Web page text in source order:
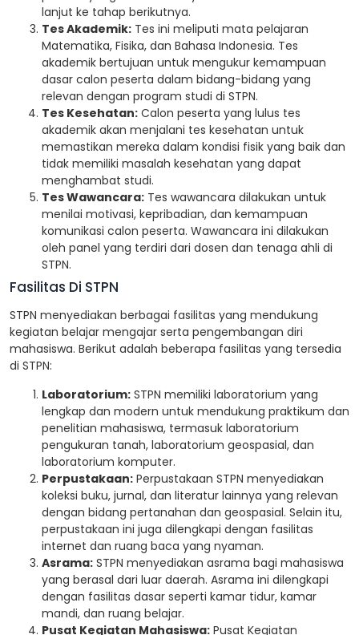
lanjut ke tahap berikutnya.
Tes Akademik: Tes ini meliputi mata pelajaran
Matematika, Fisika, dan Bahasa Indonesia. Tes
akademik bertujuan untuk mengukur kemampuan
dasar calon peserta dalam bidang-bidang yang
relevan dengan program studi di STPN.
Tes Kesehatan: Calon peserta yang lulus tes
akademik akan menjalani tes kesehatan untuk
memastikan mereka dalam kondisi fisik yang baik dan
tidak memiliki masalah kesehatan yang dapat
menghambat studi.
Tes Wawancara: Tes wawancara dilakukan untuk
menilai motivasi, kepribadian, dan kemampuan
komunikasi calon peserta. Wawancara ini dilakukan
oleh panel yang terdiri dari dosen dan tenaga ahli di
STPN.
Fasilitas Di STPN
STPN menyediakan berbagai fasilitas yang mendukung
kegiatan belajar mengajar serta pengembangan diri
mahasiswa. Berikut adalah beberapa fasilitas yang tersedia
di STPN:
Laboratorium: STPN memiliki laboratorium yang
lengkap dan modern untuk mendukung praktikum dan
penelitian mahasiswa, termasuk laboratorium
pengukuran tanah, laboratorium geospasial, dan
laboratorium komputer.
Perpustakaan: Perpustakaan STPN menyediakan
koleksi buku, jurnal, dan literatur lainnya yang relevan
dengan bidang pertanahan dan geospasial. Selain itu,
perpustakaan ini juga dilengkapi dengan fasilitas
internet dan ruang baca yang nyaman.
Asrama: STPN menyediakan asrama bagi mahasiswa
yang berasal dari luar daerah. Asrama ini dilengkapi
dengan fasilitas dasar seperti kamar tidur, kamar
mandi, dan ruang belajar.
Pusat Kegiatan Mahasiswa: Pusat Kegiatan